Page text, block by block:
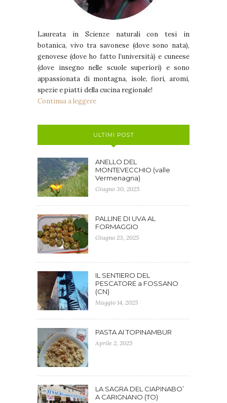
Laureata in Scienze naturali con tesi in
botanica, vivo tra savonese (dove sono nata),
genovese (dove ho fatto l’università) e cuneese
(dove insegno nelle scuole superiori) e sono
appassionata di montagna, isole, fiori, aromi,
spezie e piatti della cucina regionale!
Continua a leggere
ULTIMI POST
ANELLO DEL
MONTEVECCHIO (valle
Vermenagna)
Giugno 30, 2025
PALLINE DI UVA AL
FORMAGGIO
Giugno 23, 2025
IL SENTIERO DEL
PESCATORE a FOSSANO
(CN)
Maggio 14, 2025
PASTA AI TOPINAMBUR
Aprile 2, 2025
LA SAGRA DEL CIAPINABO’
A CARIGNANO (TO)